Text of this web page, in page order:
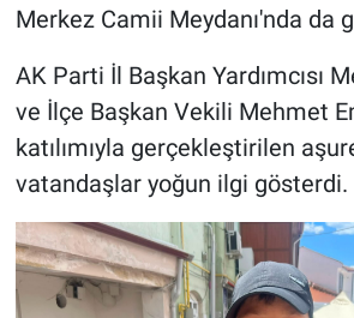
Merkez Camii Meydanı'nda da
AK Parti İl Başkan Yardımcısı
ve İlçe Başkan Vekili Mehmet
katılımıyla gerçekleştirilen
vatandaşlar yoğun ilgi gösterdi.